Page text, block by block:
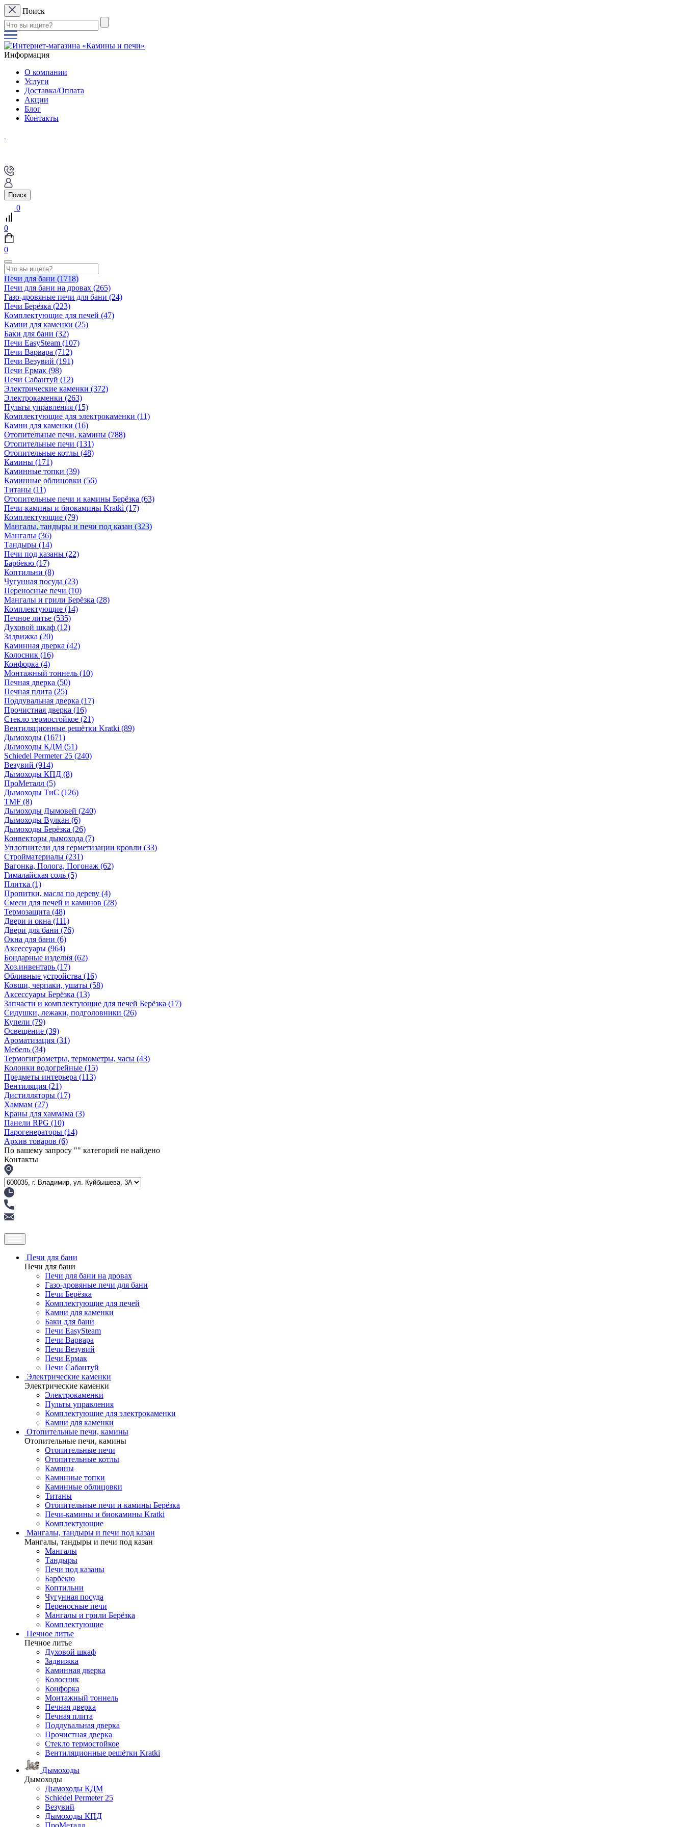
Поиск
Информация
О компании
Услуги
Доставка/Оплата
Акции
Блог
Контакты
Поиск
0
0
0
Печи для бани (1718)
Печи для бани на дровах (265)
Газо-дровяные печи для бани (24)
Печи Берёзка (223)
Комплектующие для печей (47)
Камни для каменки (25)
Баки для бани (32)
Печи EasySteam (107)
Печи Варвара (712)
Печи Везувий (191)
Печи Ермак (98)
Печи Сабантуй (12)
Электрические каменки (372)
Электрокаменки (263)
Пульты управления (15)
Комплектующие для электрокаменки (11)
Камни для каменки (16)
Отопительные печи, камины (788)
Отопительные печи (131)
Отопительные котлы (48)
Камины (171)
Каминные топки (39)
Каминные облицовки (56)
Титаны (11)
Отопительные печи и камины Берёзка (63)
Печи-камины и биокамины Kratki (17)
Комплектующие (79)
Мангалы, тандыры и печи под казан (323)
Мангалы (36)
Тандыры (14)
Печи под казаны (22)
Барбекю (17)
Коптильни (8)
Чугунная посуда (23)
Переносные печи (10)
Мангалы и грили Берёзка (28)
Комплектующие (14)
Печное литье (535)
Духовой шкаф (12)
Задвижка (20)
Каминная дверка (42)
Колосник (16)
Конфорка (4)
Монтажный тоннель (10)
Печная дверка (50)
Печная плита (25)
Поддувальная дверка (17)
Прочистная дверка (16)
Стекло термостойкое (21)
Вентиляционные решётки Kratki (89)
Дымоходы (1671)
Дымоходы КДМ (51)
Schiedel Permeter 25 (240)
Везувий (914)
Дымоходы КПД (8)
ПроМеталл (5)
Дымоходы ТиС (126)
TMF (8)
Дымоходы Дымовей (240)
Дымоходы Вулкан (6)
Дымоходы Берёзка (26)
Конвекторы дымохода (7)
Уплотнители для герметизации кровли (33)
Стройматериалы (231)
Вагонка, Полога, Погонаж (62)
Гималайская соль (5)
Плитка (1)
Пропитки, масла по дереву (4)
Смеси для печей и каминов (28)
Термозащита (48)
Двери и окна (111)
Двери для бани (76)
Окна для бани (6)
Аксессуары (964)
Бондарные изделия (62)
Хоз.инвентарь (17)
Обливные устройства (16)
Ковши, черпаки, ушаты (58)
Аксессуары Берёзка (13)
Запчасти и комплектующие для печей Берёзка (17)
Сидушки, лежаки, подголовники (26)
Купели (79)
Освещение (39)
Ароматизация (31)
Мебель (34)
Термогигрометры, термометры, часы (43)
Колонки водогрейные (15)
Предметы интерьера (113)
Вентиляция (21)
Дистилляторы (17)
Хаммам (27)
Краны для хаммама (3)
Панели RPG (10)
Парогенераторы (14)
Архив товаров (6)
По вашему запросу "" категорий не найдено
Контакты
Печи для бани
Печи для бани
Печи для бани на дровах
Газо-дровяные печи для бани
Печи Берёзка
Комплектующие для печей
Камни для каменки
Баки для бани
Печи EasySteam
Печи Варвара
Печи Везувий
Печи Ермак
Печи Сабантуй
Электрические каменки
Электрические каменки
Электрокаменки
Пульты управления
Комплектующие для электрокаменки
Камни для каменки
Отопительные печи, камины
Отопительные печи, камины
Отопительные печи
Отопительные котлы
Камины
Каминные топки
Каминные облицовки
Титаны
Отопительные печи и камины Берёзка
Печи-камины и биокамины Kratki
Комплектующие
Мангалы, тандыры и печи под казан
Мангалы, тандыры и печи под казан
Мангалы
Тандыры
Печи под казаны
Барбекю
Коптильни
Чугунная посуда
Переносные печи
Мангалы и грили Берёзка
Комплектующие
Печное литье
Печное литье
Духовой шкаф
Задвижка
Каминная дверка
Колосник
Конфорка
Монтажный тоннель
Печная дверка
Печная плита
Поддувальная дверка
Прочистная дверка
Стекло термостойкое
Вентиляционные решётки Kratki
Дымоходы
Дымоходы
Дымоходы КДМ
Schiedel Permeter 25
Везувий
Дымоходы КПД
ПроМеталл